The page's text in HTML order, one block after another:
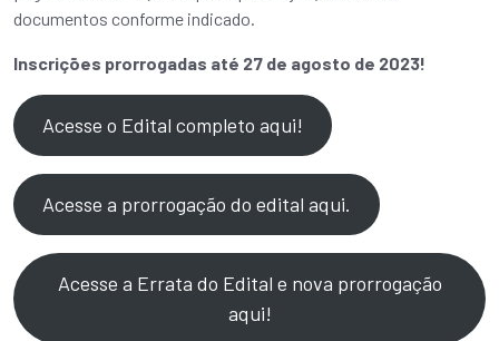
documentos conforme indicado.
Inscrições prorrogadas até 27 de agosto de 2023!
Acesse o Edital completo aqui!
Acesse a prorrogação do edital aqui.
Acesse a Errata do Edital e nova prorrogação
aqui!